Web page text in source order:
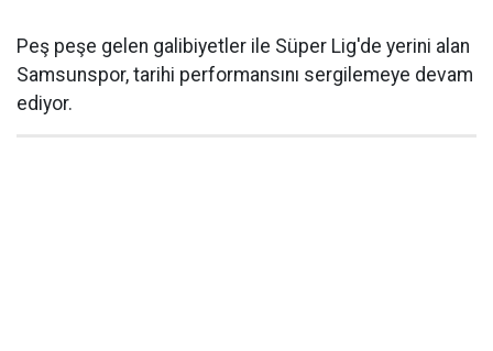
Peş peşe gelen galibiyetler ile Süper Lig'de yerini alan
Samsunspor, tarihi performansını sergilemeye devam
ediyor.